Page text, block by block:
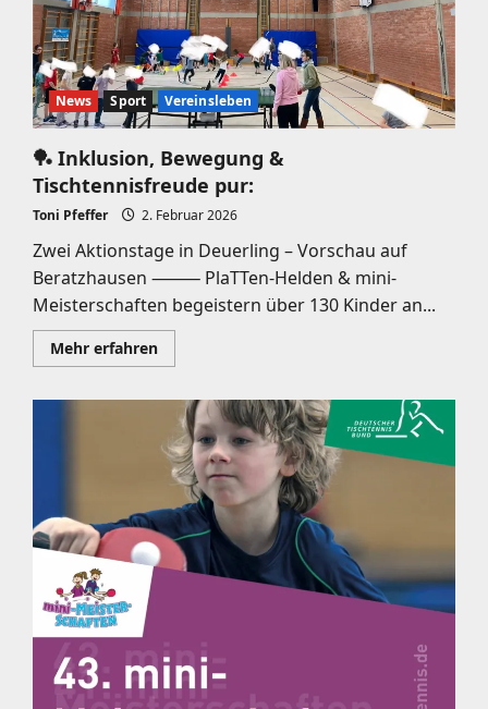
News Sport Vereinsleben
🏓 Inklusion, Bewegung &
Tischtennisfreude pur:
Toni Pfeffer 2. Februar 2026
Zwei Aktionstage in Deuerling – Vorschau auf
Beratzhausen ⸻ PlaTTen-Helden & mini-
Meisterschaften begeistern über 130 Kinder an...
Mehr erfahrenMehr
Informationen
Inklusion,
Bewegung
&
Tischtennisfreude
pur: